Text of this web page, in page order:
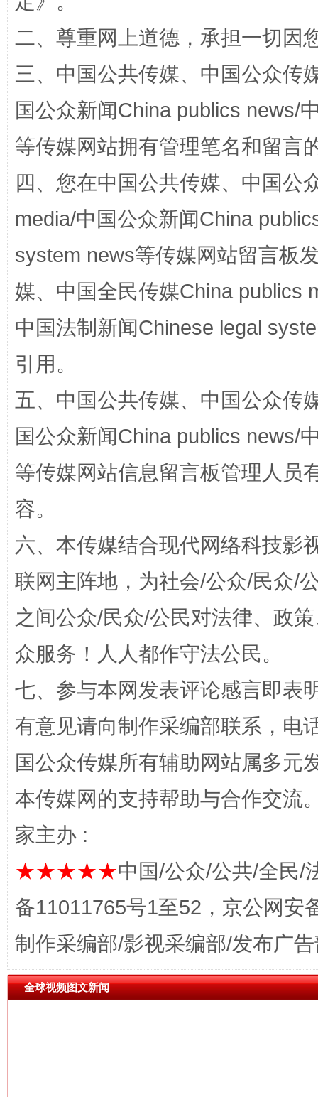
二、尊重网上道德，承担一切因
三、中国公共传媒、中国公众传
国公众新闻China publics news/
等传媒网站拥有管理笔名和留言
四、您在中国公共传媒、中国公
media/中国公众新闻China
system news等传媒网站留言板
媒、中国全民传媒China publics
中国法制新闻Chinese legal
引用。
五、中国公共传媒、中国公众传
国公众新闻China publics news/
等传媒网站信息留言板管理人员
容。
六、本传媒结合现代网络科技影
联网主阵地，为社会/公众/民众/
之间公众/民众/公民对法律、政
众服务！人人都作守法公民。
七、参与本网发表评论感言即表
有意见请向制作采编部联系，电
国公众传媒所有辅助网站属多元
本传媒网的支持帮助与合作交流
家主办 :
★★★★★中国/公众/公共/全民/
备11011765号1至52，京公网安
制作采编部/影视采编部/发布广
全球视频图文新闻